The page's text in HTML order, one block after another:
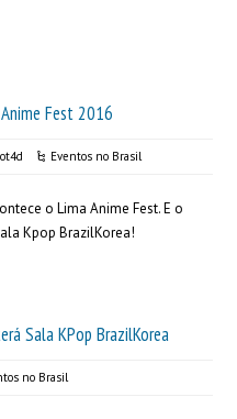
Fest 2016
Eventos no Brasil
o Lima Anime Fest. E o
Kpop BrazilKorea!
Sala KPop BrazilKorea
no Brasil